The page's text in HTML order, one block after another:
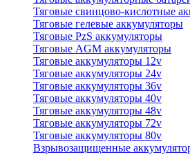
Тяговые свинцово-кислотные
Тяговые гелевые аккумуляторы
Тяговые PzS аккумуляторы
Тяговые AGM аккумуляторы
Тяговые аккумуляторы 12v
Тяговые аккумуляторы 24v
Тяговые аккумуляторы 36v
Тяговые аккумуляторы 40v
Тяговые аккумуляторы 48v
Тяговые аккумуляторы 72v
Тяговые аккумуляторы 80v
Взрывозащищенные